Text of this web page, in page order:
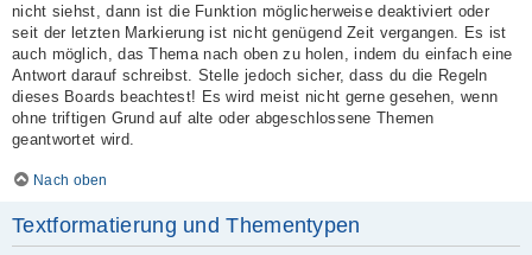
nicht siehst, dann ist die Funktion möglicherweise deaktiviert oder
seit der letzten Markierung ist nicht genügend Zeit vergangen. Es ist
auch möglich, das Thema nach oben zu holen, indem du einfach eine
Antwort darauf schreibst. Stelle jedoch sicher, dass du die Regeln
dieses Boards beachtest! Es wird meist nicht gerne gesehen, wenn
ohne triftigen Grund auf alte oder abgeschlossene Themen
geantwortet wird.
Nach oben
Textformatierung und Thementypen